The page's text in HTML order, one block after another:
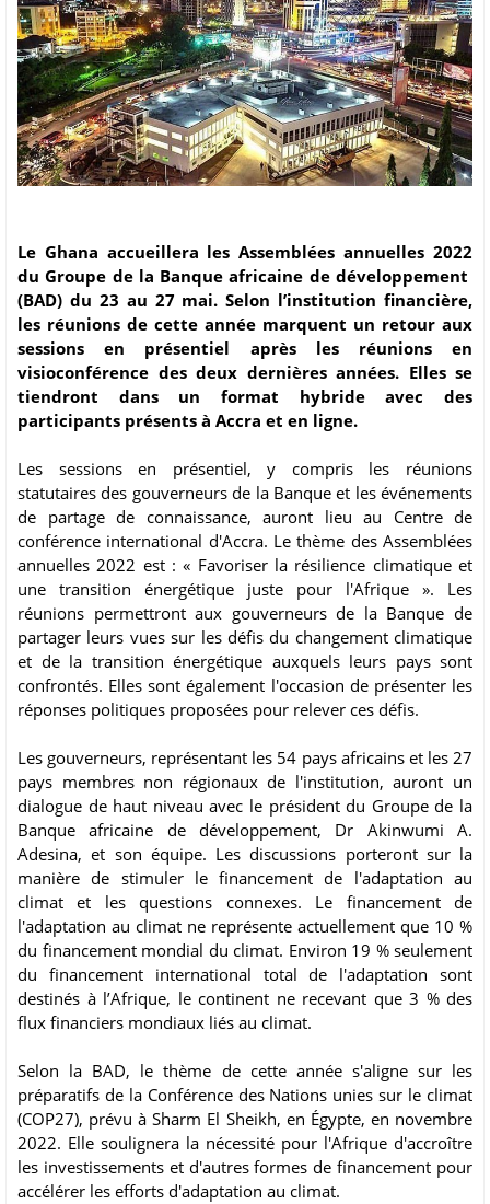
Le Ghana accueillera les Assemblées annuelles 2022
du Groupe de la Banque africaine de développement
(BAD) du 23 au 27 mai. Selon l’institution financière,
les réunions de cette année marquent un retour aux
sessions en présentiel après les réunions en
visioconférence des deux dernières années. Elles se
tiendront dans un format hybride avec des
participants présents à Accra et en ligne.
Les sessions en présentiel, y compris les réunions
statutaires des gouverneurs de la Banque et les événements
de partage de connaissance, auront lieu au Centre de
conférence international d'Accra. Le thème des Assemblées
annuelles 2022 est : « Favoriser la résilience climatique et
une transition énergétique juste pour l'Afrique ». Les
réunions permettront aux gouverneurs de la Banque de
partager leurs vues sur les défis du changement climatique
et de la transition énergétique auxquels leurs pays sont
confrontés. Elles sont également l'occasion de présenter les
réponses politiques proposées pour relever ces défis.
Les gouverneurs, représentant les 54 pays africains et les 27
pays membres non régionaux de l'institution, auront un
dialogue de haut niveau avec le président du Groupe de la
Banque africaine de développement, Dr Akinwumi A.
Adesina, et son équipe. Les discussions porteront sur la
manière de stimuler le financement de l'adaptation au
climat et les questions connexes. Le financement de
l'adaptation au climat ne représente actuellement que 10 %
du financement mondial du climat. Environ 19 % seulement
du financement international total de l'adaptation sont
destinés à l’Afrique, le continent ne recevant que 3 % des
flux financiers mondiaux liés au climat.
Selon la BAD, le thème de cette année s'aligne sur les
préparatifs de la Conférence des Nations unies sur le climat
(COP27), prévu à Sharm El Sheikh, en Égypte, en novembre
2022. Elle soulignera la nécessité pour l'Afrique d'accroître
les investissements et d'autres formes de financement pour
accélérer les efforts d'adaptation au climat.